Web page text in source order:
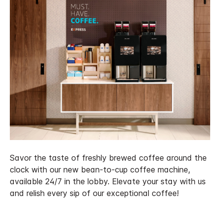
Savor the taste of freshly brewed coffee around the
clock with our new bean-to-cup coffee machine,
available 24/7 in the lobby. Elevate your stay with us
and relish every sip of our exceptional coffee!